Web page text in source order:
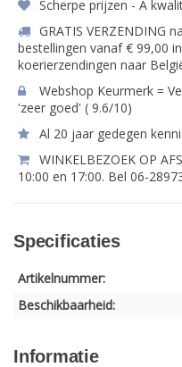
Scherpe prijzen - A
GRATIS VERZENDING
bestellingen vanaf € 99,00
koerierzendingen naar
Webshop Keurmerk =
'zeer goed' ( 9.6/10)
Al 20 jaar gedegen
WINKELBEZOEK OP
10:00 en 17:00. Bel 06-
Specificaties
Artikelnummer:
Beschikbaarheid:
Informatie